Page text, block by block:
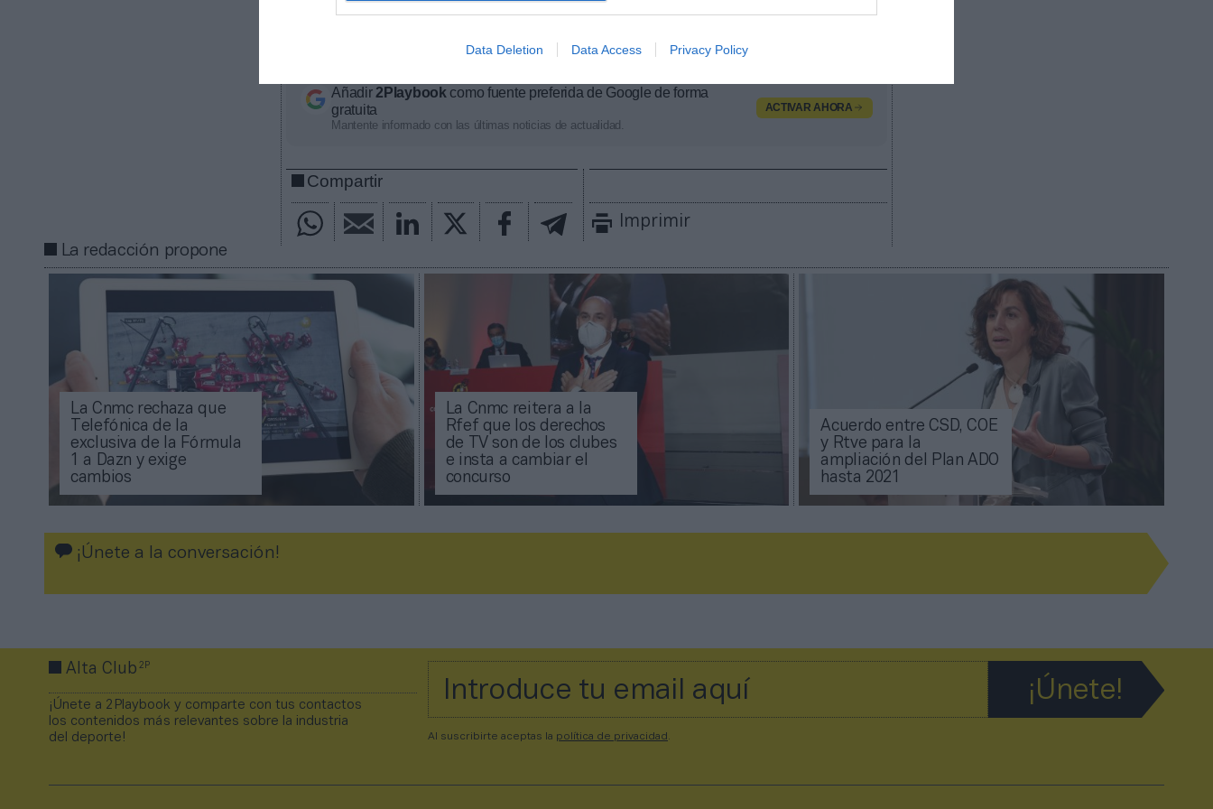
Data Deletion Data Access Privacy Policy
Entonces, Rtve se defendió alegando que “no había recibido
marcas que apoyan al deporte español en sus retransmisiones deportivas.
Añadir2Playbook como fuente preferida de Google de forma
gratuita
Mantente informado con las últimas noticias de actualidad.
ACTIVAR AHORA
Compartir
Imprimir
La redacción propone
La Cnmc rechaza que
Telefónica de la
exclusiva de la Fórmula
1 a Dazn y exige
cambios
La Cnmc reitera a la
Rfef que los derechos
de TV son de los clubes
e insta a cambiar el
concurso
Acuerdo entre CSD, COE
y Rtve para la
ampliación del Plan ADO
hasta 2021
¡Únete a la conversación!
Alta Club2P
¡Únete a 2Playbook y comparte con tus contactos
los contenidos más relevantes sobre la industria
del deporte!
Al suscribirte aceptas la política de privacidad